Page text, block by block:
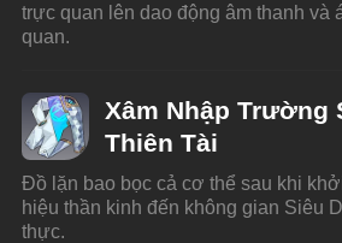
trực quan lên dao động âm thanh và
quan.
Xâm Nhập Trường
Thiên Tài
Đồ lặn bao bọc cả cơ thể sau khi
hiệu thần kinh đến không gian Siêu
thực.